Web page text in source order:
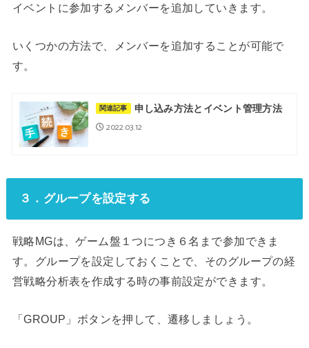
イベントに参加するメンバーを追加していきます。
いくつかの方法で、メンバーを追加することが可能で
す。
関連記事 申し込み方法とイベント管理方法
2022.03.12
３．グループを設定する
戦略MGは、ゲーム盤１つにつき６名まで参加できま
す。グループを設定しておくことで、そのグループの経
営戦略分析表を作成する時の事前設定ができます。
「GROUP」ボタンを押して、遷移しましょう。